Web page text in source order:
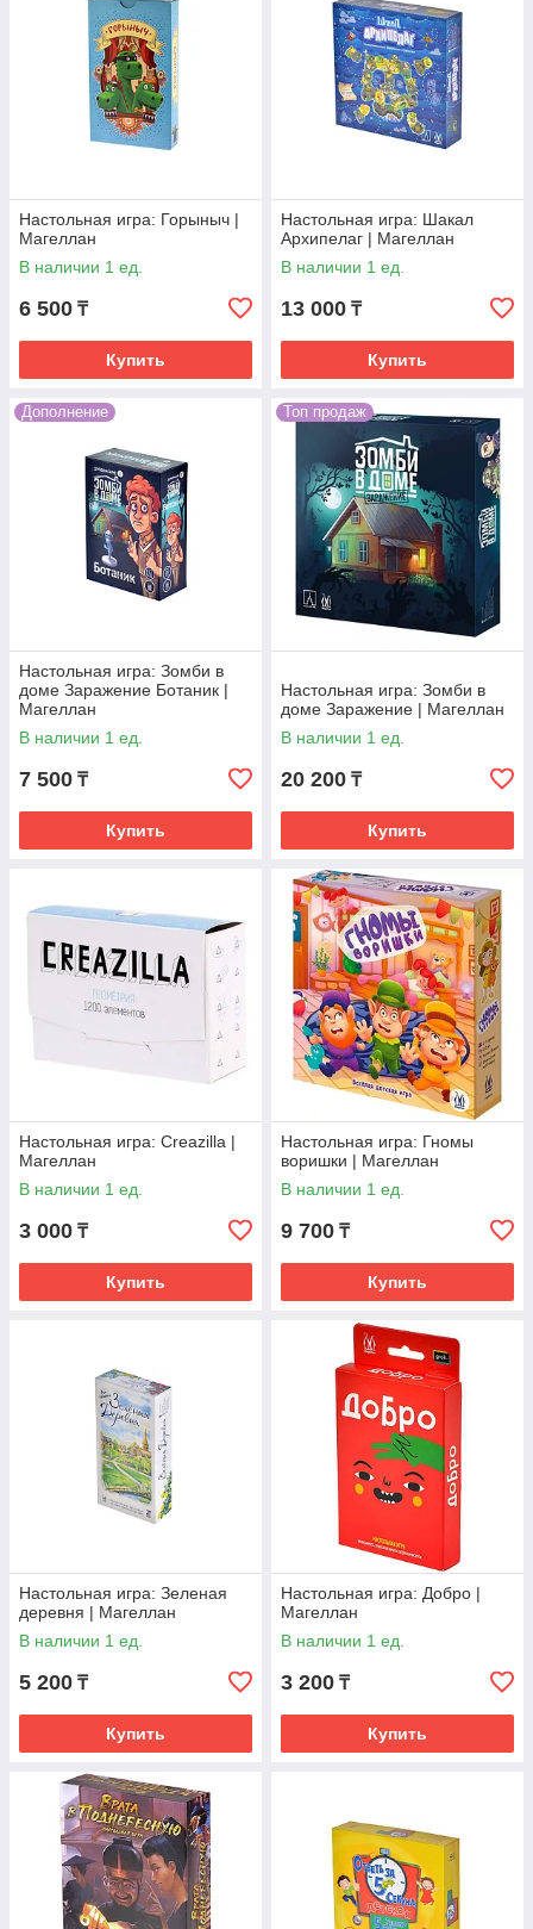
Настольная игра: Горыныч |
Магеллан
В наличии 1 ед.
6 500 ₸
Купить
Настольная игра: Шакал
Архипелаг | Магеллан
В наличии 1 ед.
13 000 ₸
Купить
Дополнение
Настольная игра: Зомби в
доме Заражение Ботаник |
Магеллан
В наличии 1 ед.
7 500 ₸
Купить
Топ продаж
Настольная игра: Зомби в
доме Заражение | Магеллан
В наличии 1 ед.
20 200 ₸
Купить
Настольная игра: Creazilla |
Магеллан
В наличии 1 ед.
3 000 ₸
Купить
Настольная игра: Гномы
воришки | Магеллан
В наличии 1 ед.
9 700 ₸
Купить
Настольная игра: Зеленая
деревня | Магеллан
В наличии 1 ед.
5 200 ₸
Купить
Настольная игра: Добро |
Магеллан
В наличии 1 ед.
3 200 ₸
Купить